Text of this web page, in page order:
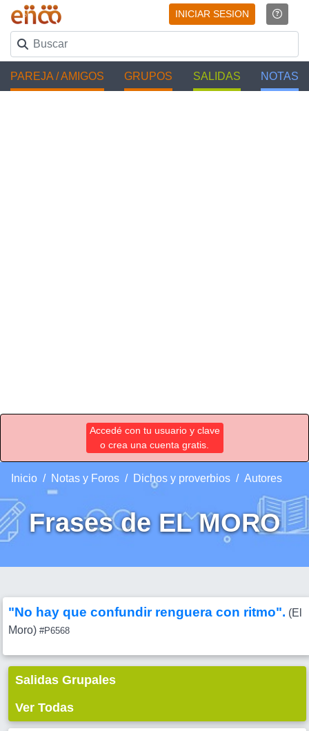
INICIAR SESION
PAREJA / AMIGOS GRUPOS SALIDAS NOTAS
Accedé con tu usuario y clave
o crea una cuenta gratis.
Inicio Notas y Foros Dichos y proverbios Autores
Frases de EL MORO
"No hay que confundir renguera con ritmo". (El
Moro) #P6568
Salidas Grupales
Ver Todas